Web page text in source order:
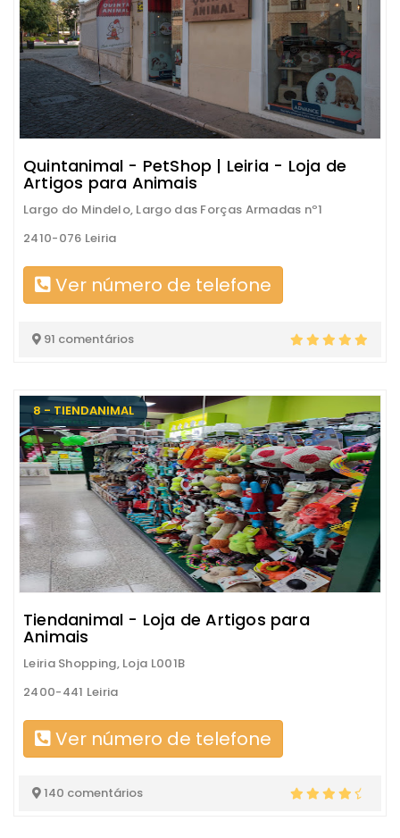
Quintanimal - PetShop | Leiria - Loja de
Artigos para Animais
Largo do Mindelo, Largo das Forças Armadas nº1
2410-076 Leiria
Ver número de telefone
91 comentários
8 - TIENDANIMAL
Tiendanimal - Loja de Artigos para
Animais
Leiria Shopping, Loja L001B
2400-441 Leiria
Ver número de telefone
140 comentários